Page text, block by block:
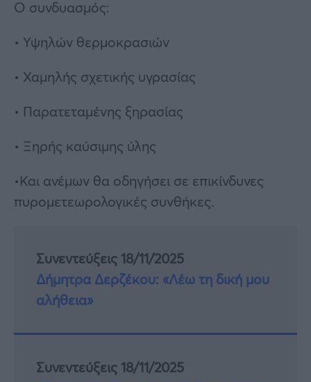
Ο συνδυασμός:
• Υψηλών θερμοκρασιών
• Χαμηλής σχετικής υγρασίας
• Παρατεταμένης ξηρασίας
• Ξηρής καύσιμης ύλης
•Και ανέμων θα οδηγήσει σε επικίνδυνες
πυρομετεωρολογικές συνθήκες.
Συνεντεύξεις 18/11/2025
Δήμητρα Δερζέκου: «Λέω τη δική μου
αλήθεια»
Συνεντεύξεις 18/11/2025